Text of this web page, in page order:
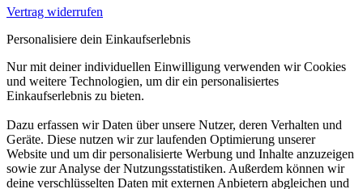
Vertrag widerrufen
Personalisiere dein Einkaufserlebnis
Nur mit deiner individuellen Einwilligung verwenden wir Cookies
und weitere Technologien, um dir ein personalisiertes
Einkaufserlebnis zu bieten.
Dazu erfassen wir Daten über unsere Nutzer, deren Verhalten und
Geräte. Diese nutzen wir zur laufenden Optimierung unserer
Website und um dir personalisierte Werbung und Inhalte anzuzeigen
sowie zur Analyse der Nutzungsstatistiken. Außerdem können wir
deine verschlüsselten Daten mit externen Anbietern abgleichen und